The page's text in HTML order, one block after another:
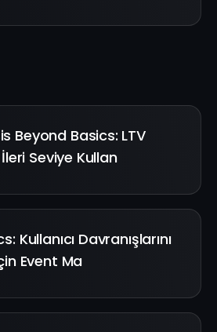
Beyond Basics: LTV
Seviye Kullan
Kullanıcı Davranışlarını
Event Ma